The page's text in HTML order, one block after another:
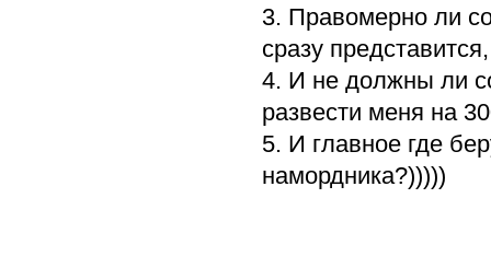
3. Правомерно ли
сразу
4. И не должны ли
развести меня на
5. И главное где
намордника?)))))